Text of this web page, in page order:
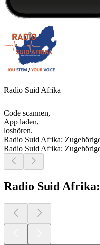
Radio Suid Afrika
Code scannen,
App laden,
loshören.
Radio Suid Afrika:
Radio Suid Afrika:
Radio Suid